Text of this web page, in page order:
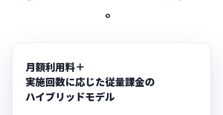
。
月額利用料＋
実施回数に応じた従量課金の
ハイブリッドモデル